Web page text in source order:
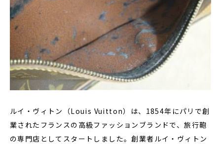
ルイ・ヴィトン（Louis Vuitton）は、1854年にパリで創
業されたフランスの高級ファッションブランドで、旅行鞄
の専門店としてスタートしました。創業者ルイ・ヴィトン